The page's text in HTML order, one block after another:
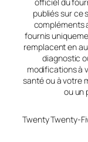
officiel du
publiés sur ce
compléments
fournis
remplacent en
diagnostic
modifications à
santé ou à votre
ou un
Twenty Twenty-